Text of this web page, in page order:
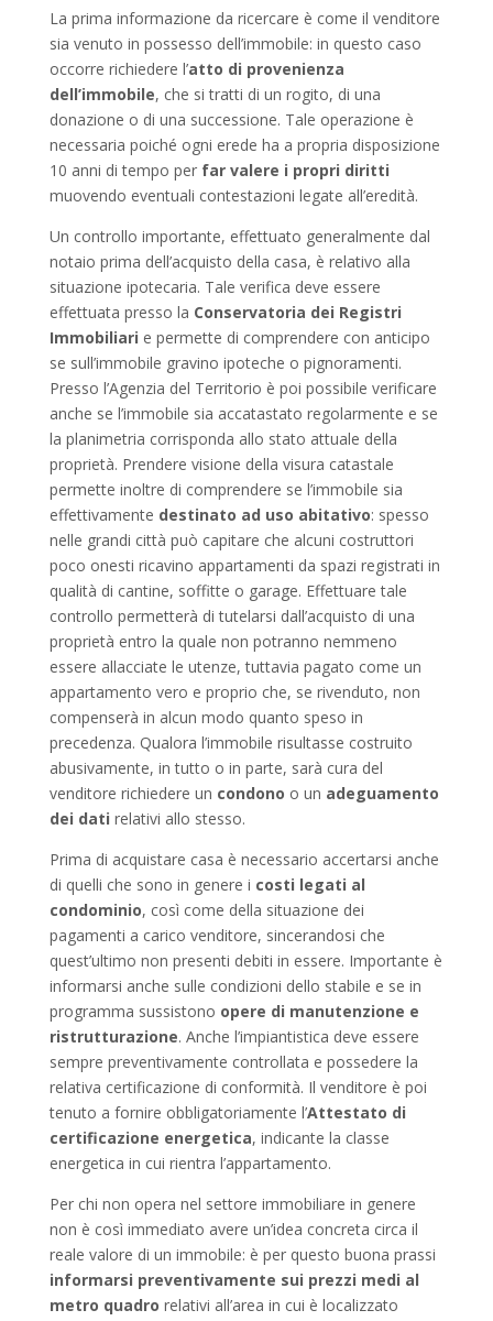
La prima informazione da ricercare è come il venditore
sia venuto in possesso dell’immobile: in questo caso
occorre richiedere l’atto di provenienza
dell’immobile, che si tratti di un rogito, di una
donazione o di una successione. Tale operazione è
necessaria poiché ogni erede ha a propria disposizione
10 anni di tempo per far valere i propri diritti
muovendo eventuali contestazioni legate all’eredità.
Un controllo importante, effettuato generalmente dal
notaio prima dell’acquisto della casa, è relativo alla
situazione ipotecaria. Tale verifica deve essere
effettuata presso la Conservatoria dei Registri
Immobiliari e permette di comprendere con anticipo
se sull’immobile gravino ipoteche o pignoramenti.
Presso l’Agenzia del Territorio è poi possibile verificare
anche se l’immobile sia accatastato regolarmente e se
la planimetria corrisponda allo stato attuale della
proprietà. Prendere visione della visura catastale
permette inoltre di comprendere se l’immobile sia
effettivamente destinato ad uso abitativo: spesso
nelle grandi città può capitare che alcuni costruttori
poco onesti ricavino appartamenti da spazi registrati in
qualità di cantine, soffitte o garage. Effettuare tale
controllo permetterà di tutelarsi dall’acquisto di una
proprietà entro la quale non potranno nemmeno
essere allacciate le utenze, tuttavia pagato come un
appartamento vero e proprio che, se rivenduto, non
compenserà in alcun modo quanto speso in
precedenza. Qualora l’immobile risultasse costruito
abusivamente, in tutto o in parte, sarà cura del
venditore richiedere un condono o un adeguamento
dei dati relativi allo stesso.
Prima di acquistare casa è necessario accertarsi anche
di quelli che sono in genere i costi legati al
condominio, così come della situazione dei
pagamenti a carico venditore, sincerandosi che
quest’ultimo non presenti debiti in essere. Importante è
informarsi anche sulle condizioni dello stabile e se in
programma sussistono opere di manutenzione e
ristrutturazione. Anche l’impiantistica deve essere
sempre preventivamente controllata e possedere la
relativa certificazione di conformità. Il venditore è poi
tenuto a fornire obbligatoriamente l’Attestato di
certificazione energetica, indicante la classe
energetica in cui rientra l’appartamento.
Per chi non opera nel settore immobiliare in genere
non è così immediato avere un’idea concreta circa il
reale valore di un immobile: è per questo buona prassi
informarsi preventivamente sui prezzi medi al
metro quadro relativi all’area in cui è localizzato